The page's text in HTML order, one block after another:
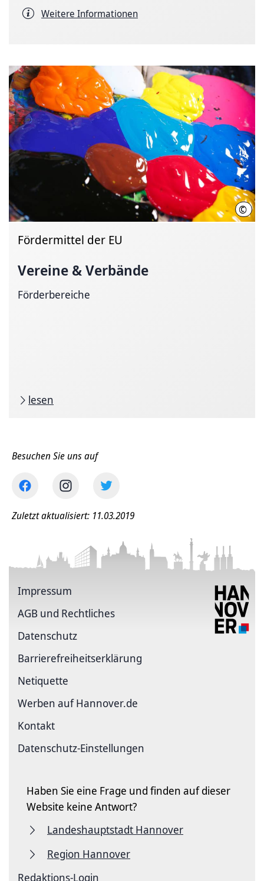
Weitere Informationen
©
Fördermittel der EU
Vereine & Verbände
Förderbereiche
lesen
Besuchen Sie uns auf
Zuletzt aktualisiert: 11.03.2019
Impressum
AGB und Rechtliches
Datenschutz
Barriere­freiheits­erklärung
Netiquette
Werben auf Hannover.de
Kontakt
Datenschutz-Einstellungen
Haben Sie eine Frage und finden auf dieser
Website keine Antwort?
Landeshauptstadt Hannover
Region Hannover
Redaktions-Login